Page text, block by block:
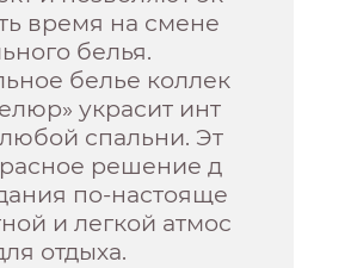
время на смене
белья.
белье коллек
украсит инт
спальни. Эт
решение д
по-настояще
и легкой атмос
отдыха.